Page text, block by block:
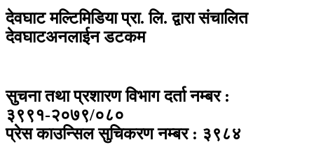
देवघाट मल्टिमिडिया प्रा. लि. द्वारा संचालित
देवघाटअनलाईन डटकम
सुचना तथा प्रशारण विभाग दर्ता नम्बर :
३९९१-२०७९/०८०
प्रेस काउन्सिल सुचिकरण नम्बर : ३९८४